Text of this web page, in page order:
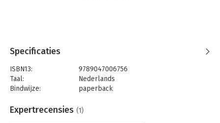
Specificaties
ISBN13:
9789047006756
Taal:
Nederlands
Bindwijze:
paperback
Uitgever:
Business Contact
Expertrecensies (1)